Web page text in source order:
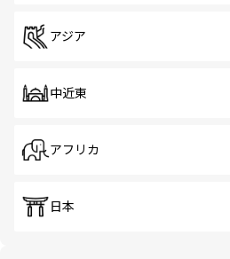
アジア
中近東
アフリカ
日本